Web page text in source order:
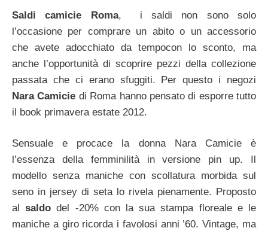
Saldi camicie Roma, i saldi non sono solo
l’occasione per comprare un abito o un accessorio
che avete adocchiato da tempocon lo sconto, ma
anche l’opportunità di scoprire pezzi della collezione
passata che ci erano sfuggiti. Per questo i negozi
Nara Camicie di Roma hanno pensato di esporre tutto
il book primavera estate 2012.
Sensuale e procace la donna Nara Camicie è
l’essenza della femminilità in versione pin up. Il
modello senza maniche con scollatura morbida sul
seno in jersey di seta lo rivela pienamente. Proposto
al
saldo del -20% con la sua stampa floreale e le
maniche a giro ricorda i favolosi anni ’60. Vintage, ma